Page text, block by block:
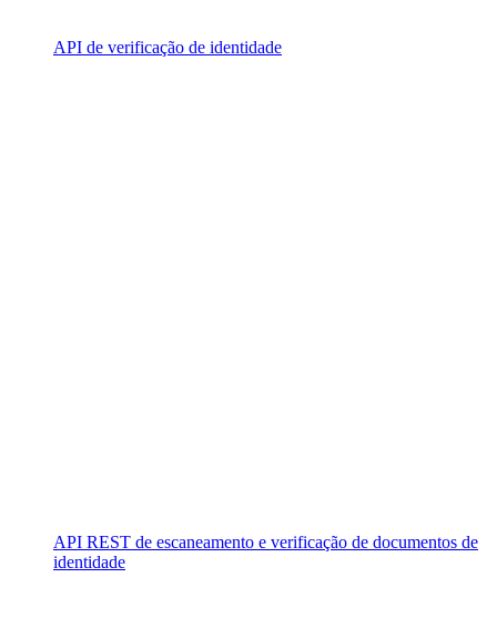
API de verificação de identidade
API REST de escaneamento e verificação de documentos de
identidade